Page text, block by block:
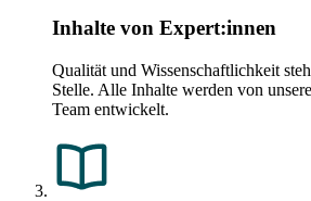
Inhalte von Expert:innen
Qualität und Wissenschaftlichkeit
Stelle. Alle Inhalte werden von
Team entwickelt.